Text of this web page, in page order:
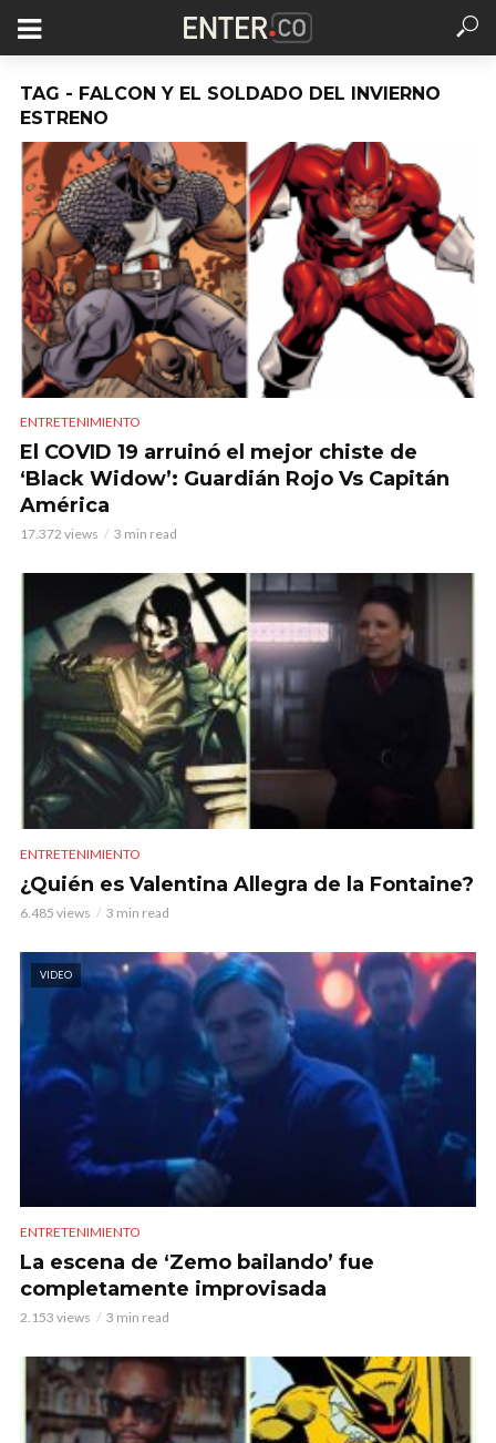
TAG - FALCON Y EL SOLDADO DEL INVIERNO
ESTRENO
ENTRETENIMIENTO
El COVID 19 arruinó el mejor chiste de
‘Black Widow’: Guardián Rojo Vs Capitán
América
17.372 views 3 min read
ENTRETENIMIENTO
¿Quién es Valentina Allegra de la Fontaine?
6.485 views 3 min read
VIDEO
ENTRETENIMIENTO
La escena de ‘Zemo bailando’ fue
completamente improvisada
2.153 views 3 min read